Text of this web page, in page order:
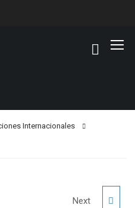
Internacionales
Next